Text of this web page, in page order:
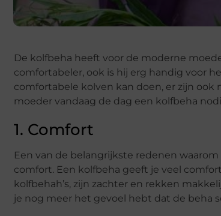
De kolfbeha heeft voor de moderne
comfortabeler, ook is hij erg handig voor
comfortabele kolven kan doen, er zijn ook
moeder vandaag de dag een kolfbeha
1. Comfort
Een van de belangrijkste redenen
comfort. Een kolfbeha geeft je veel
kolfbehah’s, zijn zachter en rekken
je nog meer het gevoel hebt dat de beha